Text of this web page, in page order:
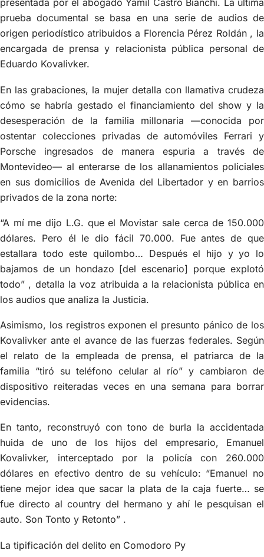
presentada por el abogado Yamil Castro Bianchi. La última
prueba documental se basa en una serie de audios de
origen periodístico atribuidos a Florencia Pérez Roldán , la
encargada de prensa y relacionista pública personal de
Eduardo Kovalivker.
En las grabaciones, la mujer detalla con llamativa crudeza
cómo se habría gestado el financiamiento del show y la
desesperación de la familia millonaria —conocida por
ostentar colecciones privadas de automóviles Ferrari y
Porsche ingresados de manera espuria a través de
Montevideo— al enterarse de los allanamientos policiales
en sus domicilios de Avenida del Libertador y en barrios
privados de la zona norte:
“A mí me dijo L.G. que el Movistar sale cerca de 150.000
dólares. Pero él le dio fácil 70.000. Fue antes de que
estallara todo este quilombo… Después el hijo y yo lo
bajamos de un hondazo [del escenario] porque explotó
todo” , detalla la voz atribuida a la relacionista pública en
los audios que analiza la Justicia.
Asimismo, los registros exponen el presunto pánico de los
Kovalivker ante el avance de las fuerzas federales. Según
el relato de la empleada de prensa, el patriarca de la
familia “tiró su teléfono celular al río” y cambiaron de
dispositivo reiteradas veces en una semana para borrar
evidencias.
En tanto, reconstruyó con tono de burla la accidentada
huida de uno de los hijos del empresario, Emanuel
Kovalivker, interceptado por la policía con 260.000
dólares en efectivo dentro de su vehículo: “Emanuel no
tiene mejor idea que sacar la plata de la caja fuerte… se
fue directo al country del hermano y ahí le pesquisan el
auto. Son Tonto y Retonto” .
La tipificación del delito en Comodoro Py